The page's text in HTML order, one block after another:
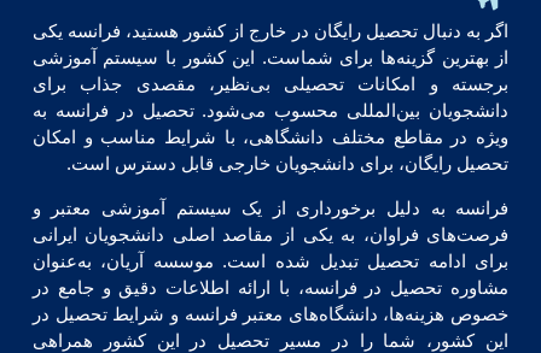
اگر به دنبال تحصیل رایگان در خارج از کشور هستید، فرانسه یکی
از بهترین گزینه‌ها برای شماست. این کشور با سیستم آموزشی
برجسته و امکانات تحصیلی بی‌نظیر، مقصدی جذاب برای
دانشجویان بین‌المللی محسوب می‌شود. تحصیل در فرانسه به
ویژه در مقاطع مختلف دانشگاهی، با شرایط مناسب و امکان
تحصیل رایگان، برای دانشجویان خارجی قابل دسترس است.
فرانسه به دلیل برخورداری از یک سیستم آموزشی معتبر و
فرصت‌های فراوان، به یکی از مقاصد اصلی دانشجویان ایرانی
برای ادامه تحصیل تبدیل شده است. موسسه آریان، به‌عنوان
مشاوره تحصیل در فرانسه، با ارائه اطلاعات دقیق و جامع در
خصوص هزینه‌ها، دانشگاه‌های معتبر فرانسه و شرایط تحصیل در
این کشور، شما را در مسیر تحصیل در این کشور همراهی